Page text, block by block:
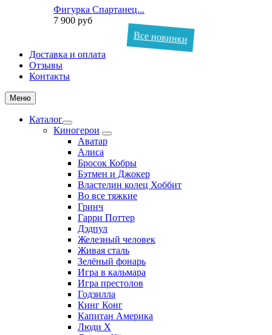
Фигурка Спартанец...
7 900 руб
Все новинки
Доставка и оплата
Отзывы
Контакты
Меню
Каталог
Киногерои
Аватар
Алиса
Бросок Кобры
Бэтмен и Джокер
Властелин колец Хоббит
Во все тяжкие
Гринч
Гарри Поттер
Дэдпул
Железный человек
Живая сталь
Зелёный фонарь
Игра в кальмара
Игра престолов
Годзилла
Кинг Конг
Капитан Америка
Люди X